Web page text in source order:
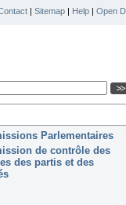
| Sitemap | Help | Open
Parlementaires
de contrôle des
des partis et des